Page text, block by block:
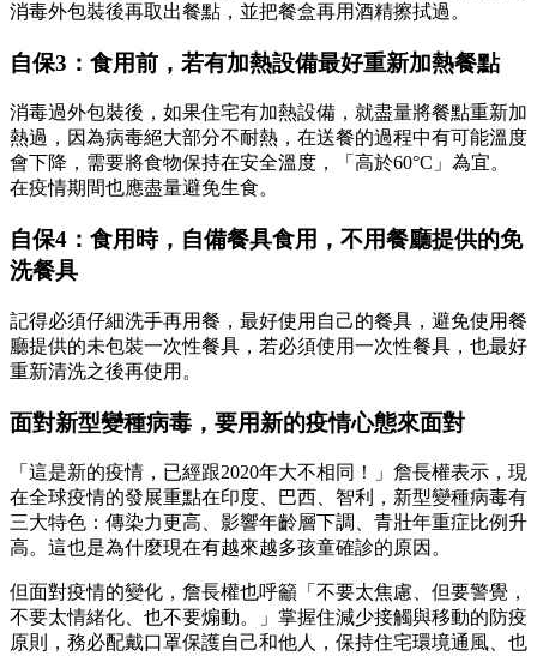
消毒外包裝後再取出餐點，並把餐盒再用酒精擦拭過。
自保3：食用前，若有加熱設備最好重新加熱餐點
消毒過外包裝後，如果住宅有加熱設備，就盡量將餐點重新加
熱過，因為病毒絕大部分不耐熱，在送餐的過程中有可能溫度
會下降，需要將食物保持在安全溫度，「高於60°C」為宜。
在疫情期間也應盡量避免生食。
自保4：食用時，自備餐具食用，不用餐廳提供的免
洗餐具
記得必須仔細洗手再用餐，最好使用自己的餐具，避免使用餐
廳提供的未包裝一次性餐具，若必須使用一次性餐具，也最好
重新清洗之後再使用。
面對新型變種病毒，要用新的疫情心態來面對
「這是新的疫情，已經跟2020年大不相同！」詹長權表示，現
在全球疫情的發展重點在印度、巴西、智利，新型變種病毒有
三大特色：傳染力更高、影響年齡層下調、青壯年重症比例升
高。這也是為什麼現在有越來越多孩童確診的原因。
但面對疫情的變化，詹長權也呼籲「不要太焦慮、但要警覺，
不要太情緒化、也不要煽動。」掌握住減少接觸與移動的防疫
原則，務必配戴口罩保護自己和他人，保持住宅環境通風、也